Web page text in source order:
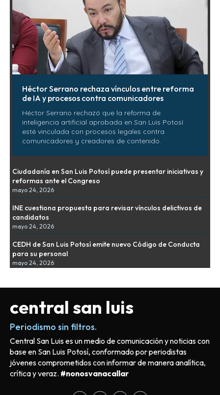
Héctor Serrano rechaza vínculos entre reforma
de IA y procesos contra comunicadores
Héctor Serrano rechazó que la reforma de
inteligencia artificial aprobada en San Luis Potosí
esté vinculada con procesos legales contra
comunicadores y creadores de contenido.
Ciudadanía en San Luis Potosí puede presentar iniciativas y
reformas ante el Congreso
mayo 24, 2026
INE cuestiona propuesta para revisar vínculos delictivos de
candidatos
mayo 24, 2026
CEDH de San Luis Potosí emite nuevo Código de Conducta
para su personal
mayo 24, 2026
central san luis
Periodismo sin filtros.
Central San Luis es un medio de comunicación y noticias con
base en San Luis Potosí, conformado por periodistas
jóvenes comprometidos con informar de manera analítica,
crítica y veraz. #nonosvanacallar